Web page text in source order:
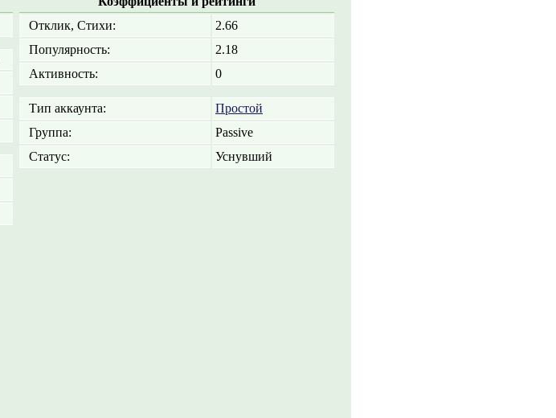
Отклик, Стихи:
2.66
Популярность:
2.18
Активность:
0
Тип аккаунта:
Простой
Группа:
Passive
Статус:
Уснувший